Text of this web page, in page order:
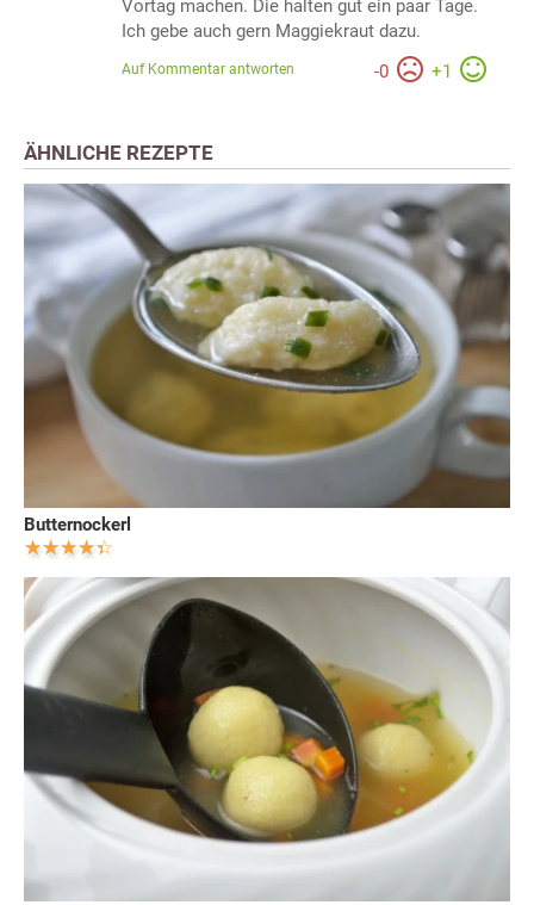
Vortag machen. Die halten gut ein paar Tage.
Ich gebe auch gern Maggiekraut dazu.
-0 +1
Auf Kommentar antworten
ÄHNLICHE REZEPTE
Butternockerl